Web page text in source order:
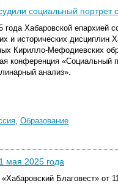
социальный портрет
года Хабаровской епархией
и исторических дисциплин
Кирилло-Мефодиевских
конференция «Социальный
анализ».
, Образование
мая 2025 года
Благовест» от